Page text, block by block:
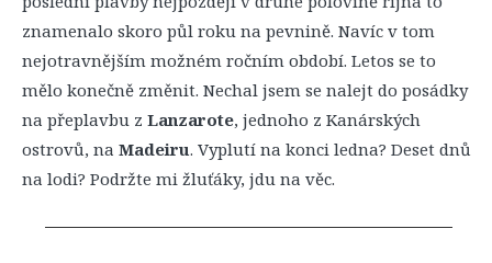
znamenalo skoro půl roku na pevnině. Navíc v tom
nejotravnějším možném ročním období. Letos se to
mělo konečně změnit. Nechal jsem se nalejt do posádky
na přeplavbu z Lanzarote, jednoho z Kanárských
ostrovů, na Madeiru. Vyplutí na konci ledna? Deset dnů
na lodi? Podržte mi žluťáky, jdu na věc.